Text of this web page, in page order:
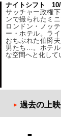
ナイトシフト 10/
サッチャー政権
ンで撮られたミ
ロンドン・ノッ
ー・ホテル。ラ
おちぶれた伯爵
男たち…。ホテ
な空間へと化して
過去の上